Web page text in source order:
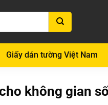
Giấy dán tường Việt Nam
không gian